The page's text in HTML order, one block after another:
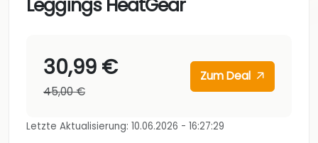
Leggings HeatGear
30,99 €
45,00 €
Zum Deal
Letzte Aktualisierung: 10.06.2026 - 16:27:29